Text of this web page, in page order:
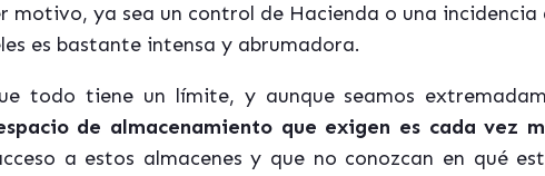
motivo, ya sea un control de Hacienda o una
es bastante intensa y abrumadora.
todo tiene un límite, y aunque seamos
de almacenamiento que exigen es cada vez
a estos almacenes y que no conozcan en qué